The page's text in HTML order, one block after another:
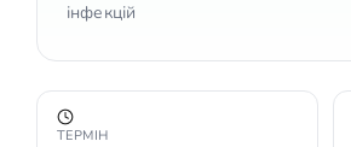
інфекцій
ТЕРМІН